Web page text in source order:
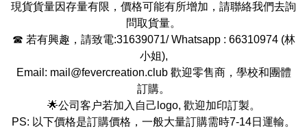
現貨貨量因存量有限，價格可能有所增加，請聯絡我們去詢
問取貨量。
☎ 若有興趣，請致電:31639071/ Whatsapp : 66310974(林
小姐),
Email: mail@fevercreation.club歡迎零售商，學校和團體
訂購。
🌟公司客户若加入自己logo, 歡迎加印訂製。
PS: 以下價格是訂購價格，一般大量訂購需時7-14日運輸。